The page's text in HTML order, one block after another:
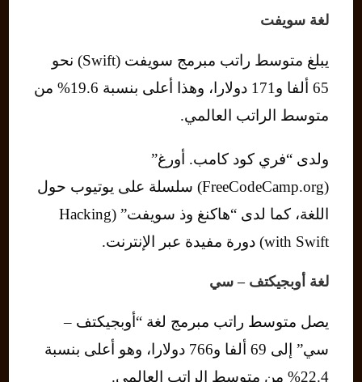
لغة سويفت
يبلغ متوسط راتب مبرمج سويفت (Swift) نحو
65 ألفا و171 دولارا، وهذا أعلى بنسبة 19.6% من
متوسط ​​الراتب العالمي.
ولدى “فري كود كامب. أورغ”
(FreeCodeCamp.org) سلسلة على يوتيوب حول
اللغة، كما لدى “هاكنغ وذ سويفت” (Hacking
with Swift) دورة مفيدة عبر الإنترنت.
لغة أوبجيكتف – سي
يصل متوسط راتب مبرمج لغة “أوبجيكتف –
سي” إلى 69 ألفا و766 دولارا، وهو أعلى بنسبة
22.4% من متوسط ​​الراتب العالمي.